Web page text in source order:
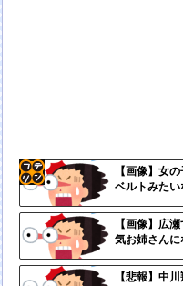
【画像】女
ベルトみた
【画像】広
気お姉さんに
【悲報】中